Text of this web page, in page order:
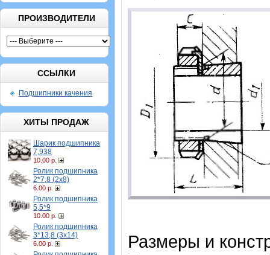
ПРОИЗВОДИТЕЛИ
ССЫЛКИ
Подшипники качения
ХИТЫ ПРОДАЖ
Шарик подшипника
7,938
10.00 р.
Ролик подшипника
2*7,8 (2х8)
6.00 р.
Ролик подшипника
5,5*9
10.00 р.
Ролик подшипника
3*13,8 (3х14)
6.00 р.
Размеры и